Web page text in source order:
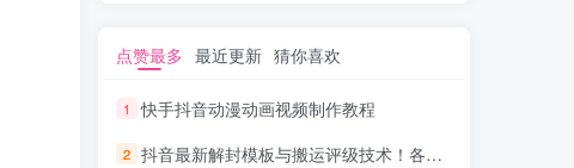
点赞最多 最近更新 猜你喜欢
1 快手抖音动漫动画视频制作教程
2 抖音最新解封模板与搬运评级技术！各种解封模板话术都有！